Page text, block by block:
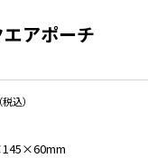
アポーチ
（税込）